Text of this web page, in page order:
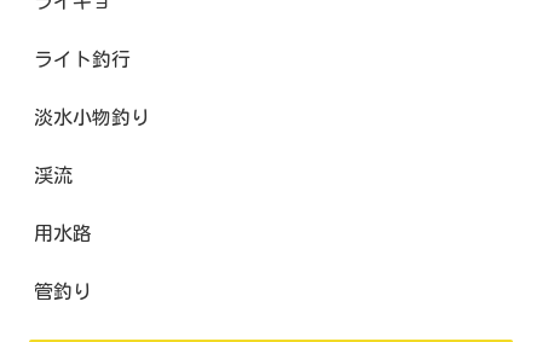
ライト釣行
淡水小物釣り
渓流
用水路
管釣り